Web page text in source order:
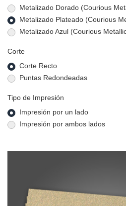
Metalizado Dorado (Courious
Metalizado Plateado (Courious
Metalizado Azul (Courious
Corte
Corte Recto
Puntas Redondeadas
Tipo de Impresión
Impresión por un lado
Impresión por ambos lados